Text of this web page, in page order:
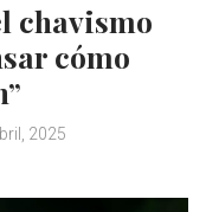
chavismo
cómo
2025